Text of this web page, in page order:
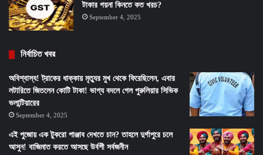
টাকার গয়না কিনতে কত খরচ?
September 4, 2025
নির্বাচিত খবর
অবিশ্বাস্য! ট্রাকের ধাক্কায় মৃত্যুর মুখ থেকে ফিরেছিলেন, এবার
লটারিতে জিতলেন কোটি টাকা! ভাগ্য বদলে গেল পুরুলিয়ার সিভিক
ভলান্টিয়ারের
September 4, 2025
এই পুজোয় এক টুকরো পাঞ্জাব দেখতে চান? তাহলে দুর্গাপুরে চলে
আসুন! বাজিমাত করতে আসছে উর্বশী সর্বজনীন